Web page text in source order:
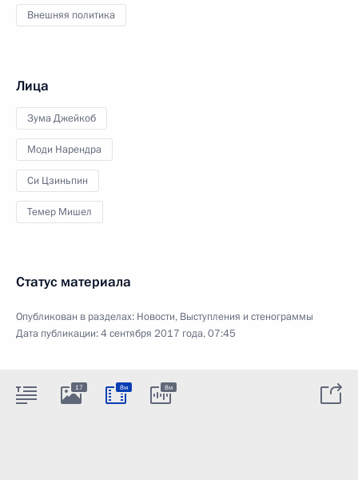
Внешняя политика
Лица
Зума Джейкоб
Моди Нарендра
Си Цзиньпин
Темер Мишел
Статус материала
Опубликован в разделах: Новости, Выступления и стенограммы
Дата публикации:4 сентября 2017 года, 07:45
17 8м 8м